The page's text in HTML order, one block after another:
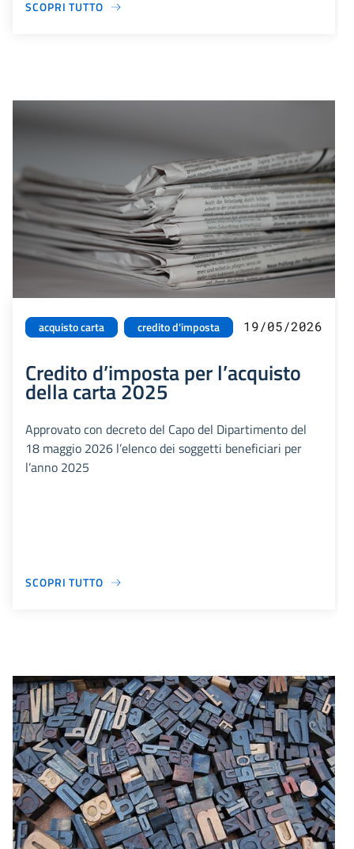
SCOPRI TUTTO
acquisto carta credito d'imposta 19/05/2026
Credito d’imposta per l’acquisto
della carta 2025
Approvato con decreto del Capo del Dipartimento del
18 maggio 2026 l’elenco dei soggetti beneficiari per
l’anno 2025
SCOPRI TUTTO